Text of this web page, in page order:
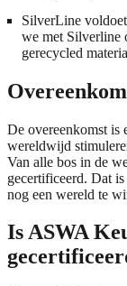
SilverLine
we met Silverline
gerecycled
De overeenkomst is
wereldwijd
Van alle bos in de
gecertificeerd. Dat
nog een wereld te
Is ASWA